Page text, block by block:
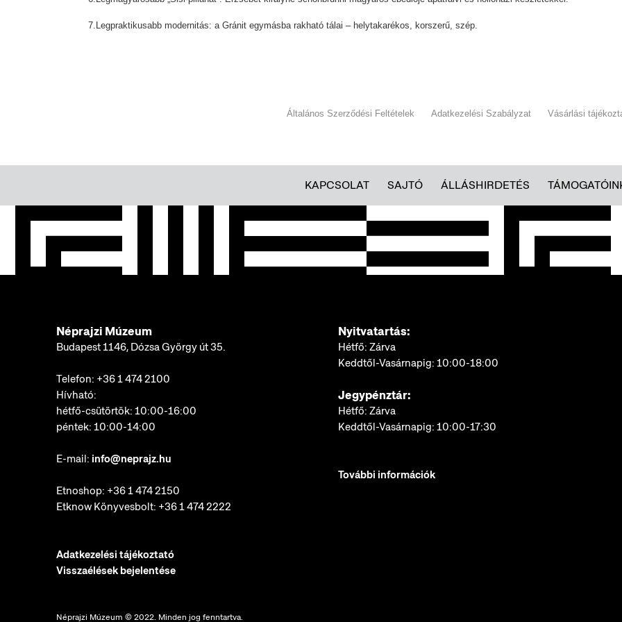
7.Legpraktikusabb modernitás: a Gránit egymásba rakható tálai – helytakarékos, korszerű, szép.
Általános Szerződési Feltételek Adatkezelési Szabályzat Vásárlási
KAPCSOLAT SAJTÓ ÁLLÁSHIRDETÉS
Néprajzi Múzeum
Budapest 1146, Dózsa György út 35.
Telefon: +36 1 474 2100
Hívható:
hétfő-csütörtök: 10:00-16:00
péntek: 10:00-14:00
E-mail: info@neprajz.hu
Etnoshop: +36 1 474 2150
Etknow Könyvesbolt: +36 1 474 2222
Adatkezelési tájékoztató
Visszaélések bejelentése
Nyitvatartás:
Hétfő: Zárva
Keddtől-Vasárnapig: 10:00-18:00
Jegypénztár:
Hétfő: Zárva
Keddtől-Vasárnapig: 10:00-17:30
További információk
Néprajzi Múzeum © 2022. Minden jog fenntartva.